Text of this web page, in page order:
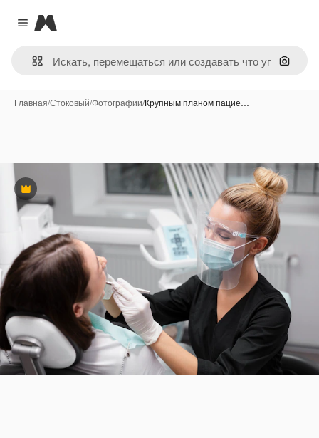
Close menu
Magnific
Поиск
Главная/Стоковый/Фотографии/Крупным планом пацие…
Премиум